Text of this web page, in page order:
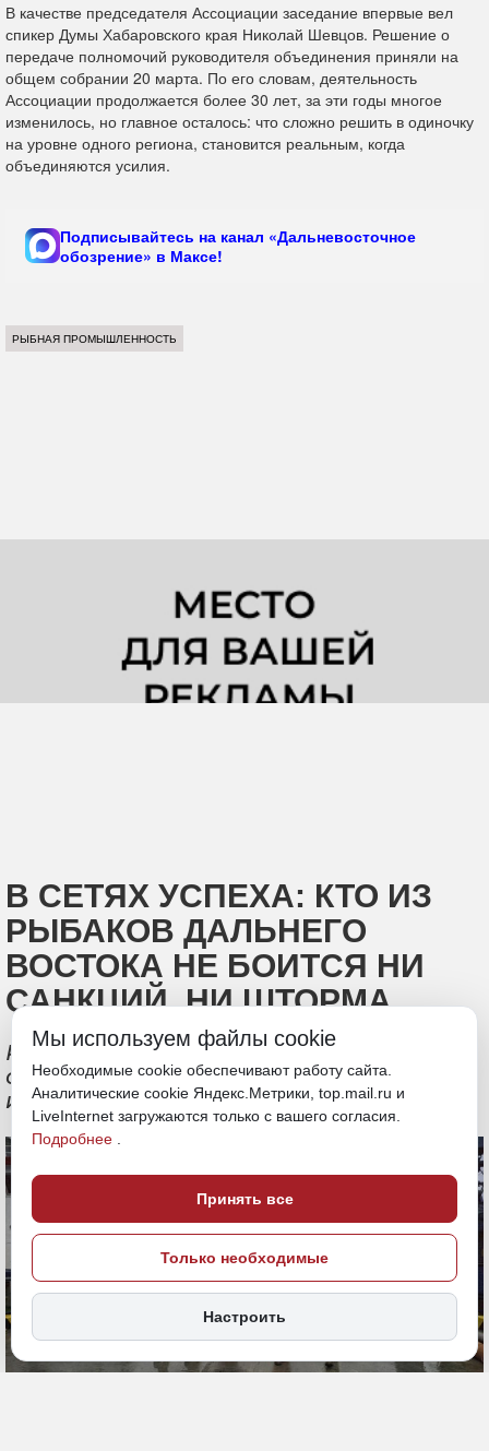
В качестве председателя Ассоциации заседание впервые вел
спикер Думы Хабаровского края Николай Шевцов. Решение о
передаче полномочий руководителя объединения приняли на
общем собрании 20 марта. По его словам, деятельность
Ассоциации продолжается более 30 лет, за эти годы многое
изменилось, но главное осталось: что сложно решить в одиночку
на уровне одного региона, становится реальным, когда
объединяются усилия.
Подписывайтесь на канал «Дальневосточное
обозрение» в Максе!
РЫБНАЯ ПРОМЫШЛЕННОСТЬ
В СЕТЯХ УСПЕХА: КТО ИЗ
РЫБАКОВ ДАЛЬНЕГО
ВОСТОКА НЕ БОИТСЯ НИ
САНКЦИЙ, НИ ШТОРМА
Рейтинг подготовлен на основе
открытых баз данных, публикаций СМИ
и других публичных материалов
Мы используем файлы cookie
Необходимые cookie обеспечивают работу сайта.
Аналитические cookie Яндекс.Метрики, top.mail.ru и
LiveInternet загружаются только с вашего согласия.
Подробнее
Принять все
Только необходимые
Настроить